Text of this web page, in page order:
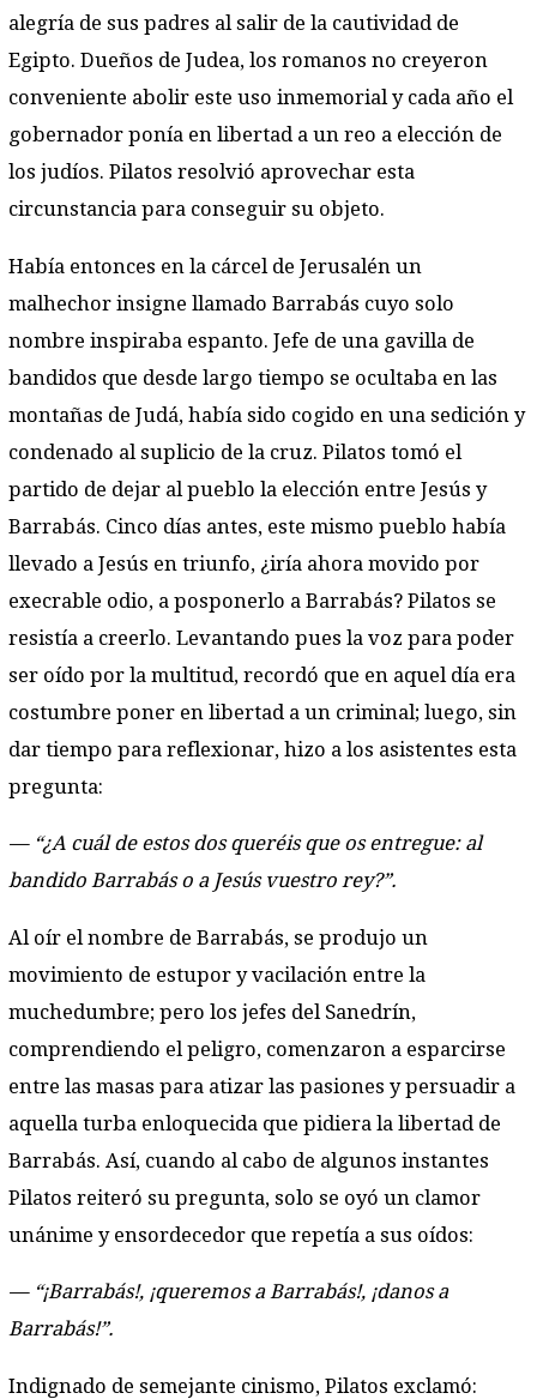
alegría de sus padres al salir de la cautividad de
Egipto. Dueños de Judea, los romanos no creyeron
conveniente abolir este uso inmemorial y cada año el
gobernador ponía en libertad a un reo a elección de
los judíos. Pilatos resolvió aprovechar esta
circunstancia para conseguir su objeto.
Había entonces en la cárcel de Jerusalén un
malhechor insigne llamado Barrabás cuyo solo
nombre inspiraba espanto. Jefe de una gavilla de
bandidos que desde largo tiempo se ocultaba en las
montañas de Judá, había sido cogido en una sedición y
condenado al suplicio de la cruz. Pilatos tomó el
partido de dejar al pueblo la elección entre Jesús y
Barrabás. Cinco días antes, este mismo pueblo había
llevado a Jesús en triunfo, ¿iría ahora movido por
execrable odio, a posponerlo a Barrabás? Pilatos se
resistía a creerlo. Levantando pues la voz para poder
ser oído por la multitud, recordó que en aquel día era
costumbre poner en libertad a un criminal; luego, sin
dar tiempo para reflexionar, hizo a los asistentes esta
pregunta:
— “¿A cuál de estos dos queréis que os entregue: al
bandido Barrabás o a Jesús vuestro rey?”.
Al oír el nombre de Barrabás, se produjo un
movimiento de estupor y vacilación entre la
muchedumbre; pero los jefes del Sanedrín,
comprendiendo el peligro, comenzaron a esparcirse
entre las masas para atizar las pasiones y persuadir a
aquella turba enloquecida que pidiera la libertad de
Barrabás. Así, cuando al cabo de algunos instantes
Pilatos reiteró su pregunta, solo se oyó un clamor
unánime y ensordecedor que repetía a sus oídos:
— “¡Barrabás!, ¡queremos a Barrabás!, ¡danos a
Barrabás!”.
Indignado de semejante cinismo, Pilatos exclamó: